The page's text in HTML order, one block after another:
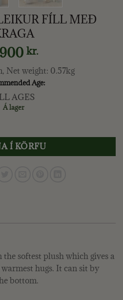
FÍLL MEÐ
kr.
Net weight: 0.57kg
Age:
AGES
Á lager
KRAGA quantity
Í KÖRFU
softest plush which gives a
hugs. It can sit by
bottom.